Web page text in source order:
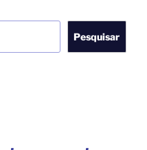
Pesquisar